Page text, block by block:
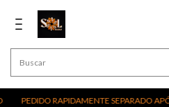
SEPARADO APÓS PAGAMENTO